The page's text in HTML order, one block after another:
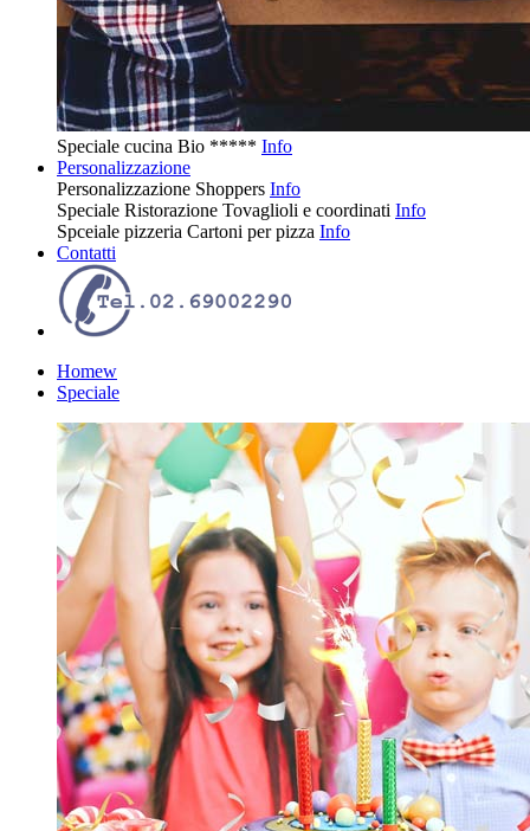
Speciale cucina Bio ***** Info
Personalizzazione
Personalizzazione Shoppers Info
Speciale Ristorazione Tovaglioli e coordinati Info
Spceiale pizzeria Cartoni per pizza Info
Contatti
Homew
Speciale